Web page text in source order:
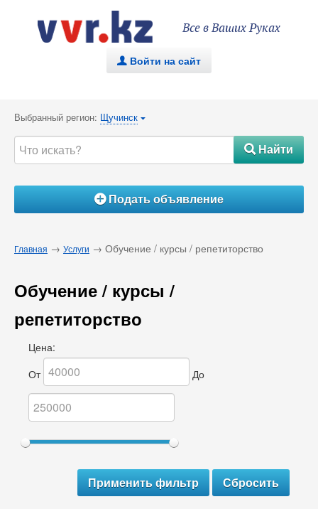
Все в Ваших Руках
. Войти на сайт
Выбранный регион: Щучинск {
#Найти
ÁПодать объявление
Главная → Услуги → Обучение / курсы / репетиторство
Обучение / курсы /
репетиторство
Цена:
От
До